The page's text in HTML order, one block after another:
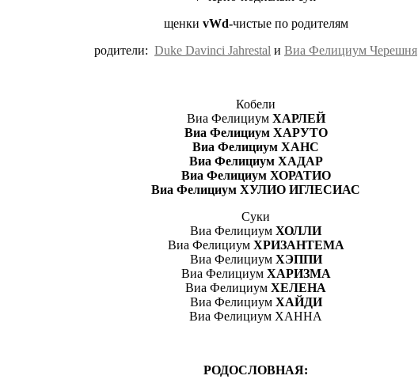
щенки vWd-чистые по родителям
родители: Duke Davinci Jahrestal и Виа Фелициум Черешня
Кобели
Виа Фелициум ХАРЛЕЙ
Виа Фелициум ХАРУТО
Виа Фелициум ХАНС
Виа Фелициум ХАДАР
Виа Фелициум ХОРАТИО
Виа Фелициум ХУЛИО ИГЛЕСИАС
Суки
Виа Фелициум ХОЛЛИ
Виа Фелициум ХРИЗАНТЕМА
Виа Фелициум ХЭППИ
Виа Фелициум ХАРИЗМА
Виа Фелициум ХЕЛЕНА
Виа Фелициум ХАЙДИ
Виа Фелициум ХАННА
РОДОСЛОВНАЯ: